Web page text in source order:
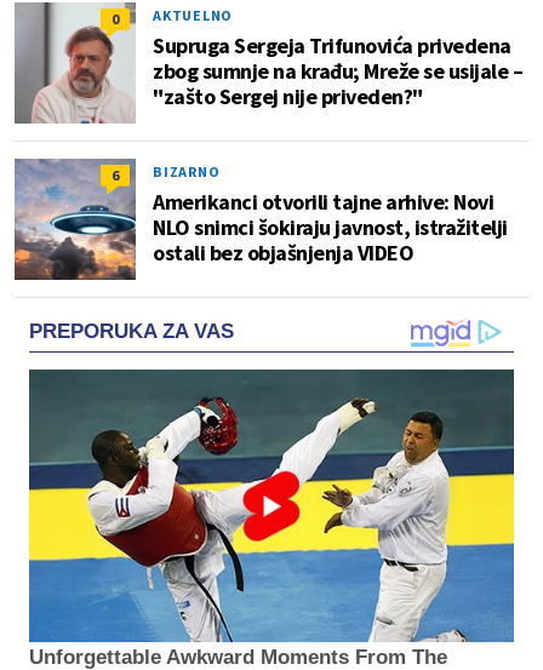
0 AKTUELNO
Supruga Sergeja Trifunovića privedena
zbog sumnje na krađu; Mreže se usijale –
"zašto Sergej nije priveden?"
6 BIZARNO
Amerikanci otvorili tajne arhive: Novi
NLO snimci šokiraju javnost, istražitelji
ostali bez objašnjenja VIDEO
PREPORUKA ZA VAS
Unforgettable Awkward Moments From The